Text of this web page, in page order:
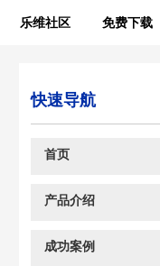
乐维社区 免费下载
快速导航
首页
产品介绍
成功案例